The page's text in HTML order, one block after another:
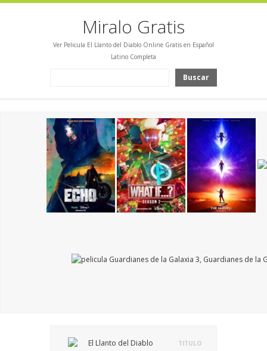
Miralo Gratis
Ver Pelicula El Llanto del Diablo Online Gratis en Español
Latino Completa
Buscar
TITULO